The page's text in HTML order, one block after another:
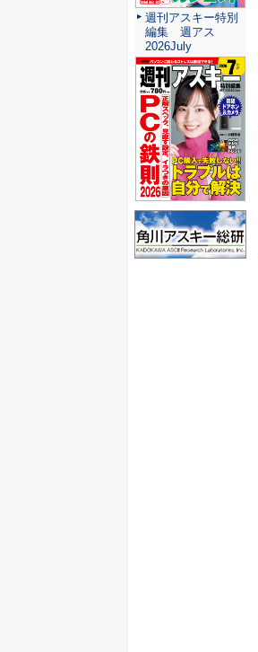
週刊アスキー特別
編集 週アス
2026July